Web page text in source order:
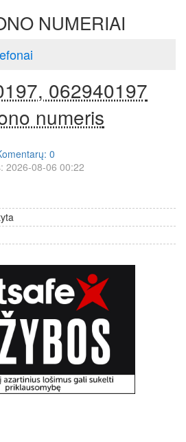
NUMERIAI
062940197
numeris
0
2026-08-06 00:22